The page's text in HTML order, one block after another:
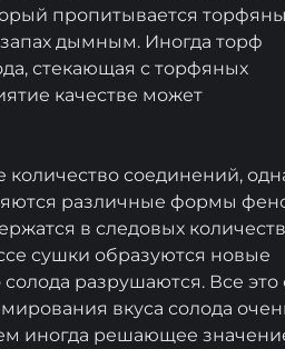
пропитывается
запах дымным. Иногда торф
стекающая с торфяных
качестве может
соединений,
различные формы
в следовых
сушки образуются новые
разрушаются. Все это
вкуса солода
иногда решающее